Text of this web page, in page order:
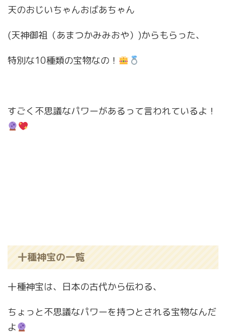
天のおじいちゃんおばあちゃん
(天神御祖（あまつかみみおや）)からもらった、
特別な10種類の宝物なの！
すごく不思議なパワーがあるって言われているよ！
十種神宝の一覧
十種神宝は、日本の古代から伝わる、
ちょっと不思議なパワーを持つとされる宝物なんだ
よ